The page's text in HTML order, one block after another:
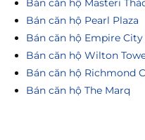
Bán căn hộ Masteri
Bán căn hộ Pearl Plaza
Bán căn hộ Empire City
Bán căn hộ Wilton
Bán căn hộ Richmond
Bán căn hộ The Marq